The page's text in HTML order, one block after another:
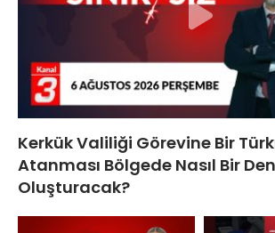
Kerkük Valiliği Görevine Bir
Atanması Bölgede Nasıl Bir
Oluşturacak?